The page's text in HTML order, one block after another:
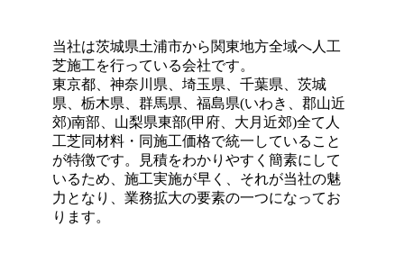
洗いも可能なため、清潔な状態を長く保てます。ただし、
素材の特性上、熱湯を直接かけたり火気を近づけすぎたり
することには注意が必要です。耐熱温度を守ることで、美
しいグリーンを長く愛用していただけます。施工後のアフ
ターケアやお手入れ方法の詳細まで、私たちがトータルで
サポートさせていただきます。安心してアウトドアを楽し
めるお庭作りを実現します。
2026.6.24
人工芝の最大の魅力は、施工後の維持管理が驚くほど楽な
当社は茨城県土浦市から関東地方全域へ人工
芝施工を行っている会社です。
東京都、神奈川県、埼玉県、千葉県、茨城
県、栃木県、群馬県、福島県(いわき、郡山近
郊)南部、山梨県東部(甲府、大月近郊)全て人
工芝同材料・同施工価格で統一していること
が特徴です。見積をわかりやすく簡素にして
いるため、施工実施が早く、それが当社の魅
力となり、業務拡大の要素の一つになってお
ります。